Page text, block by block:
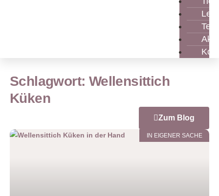
Schlagwort: Wellensittich
Küken
Zum Blog
IN EIGENER SACHE